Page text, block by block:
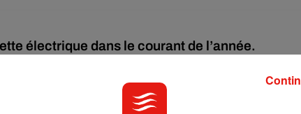
électrique dans le courant de l’année.
interdire la cigarette électronique. Au tour de Hong-
volonté d’interdire totalement la « vape » dans le territoire.